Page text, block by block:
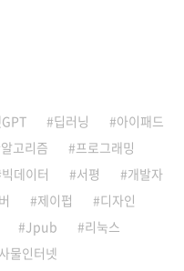
딥러닝
아이패드
알고리즘
프로그래밍
빅데이터 서평
개발자
제이펍
디자인
Jpub
리눅스
사물인터넷